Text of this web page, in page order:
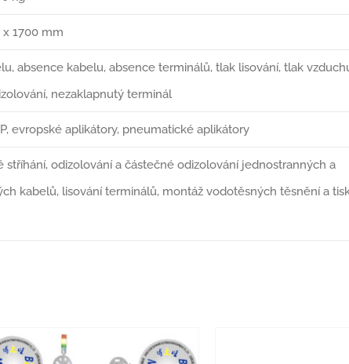
x 1700 mm
absence kabelu, absence terminálů, tlak lisování, tlak
nezaklapnutý terminál
evropské aplikátory, pneumatické aplikátory
stříhání, odizolování a částečné odizolování jednostranných a
kabelů, lisování terminálů, montáž vodotěsných těsnění a